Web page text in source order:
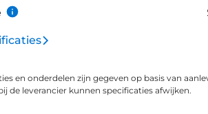
en onderdelen zijn gegeven op basis van
de leverancier kunnen specificaties afwijken.